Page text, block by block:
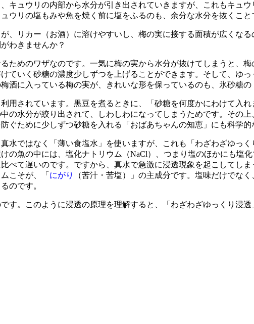
ュウリの内部から水分が引き出されていきますが、これもキュ
ウリの塩もみや魚を焼く前に塩をふるのも、余分な水分を抜くこと
、リカー（お酒）に溶けやすいし、梅の実に接する面積が広くな
わきませんか？
めのワザなのです。一気に梅の実から水分が抜けてしまうと、梅
ていく砂糖の濃度少しずつを上げることができます。そして、ゆ
に入っている梅の実が、きれいな形を保っているのも、氷砂糖の
されています。黒豆を煮るときに、「砂糖を何度かにわけて入
の水分が絞り出されて、しわしわになってしまうためです。その
ために少しずつ砂糖を入れる「おばあちゃんの知恵」にも科学的
水ではなく「薄い食塩水」を使いますが、これも「わざわざゆっ
の魚の中には、塩化ナトリウム（NaCl）、つまり塩のほかにも塩
べて遅いのです。ですから、真水で急激に浸透現象を起こしてし
こそが、「 にがり
（苦汁・苦塩）」の主成分です。塩味だけでな
のです。
。このように浸透の原理を理解すると、「わざわざゆっくり浸